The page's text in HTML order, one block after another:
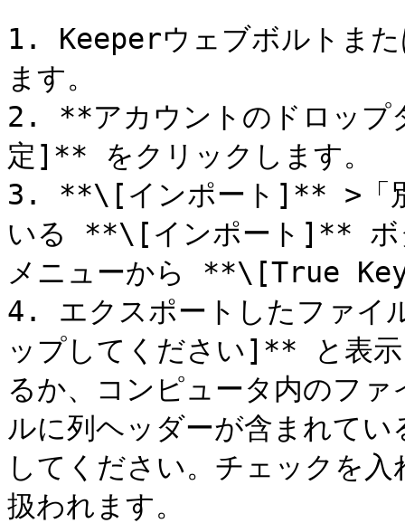
1. Keeperウェブボルトまた
ます。
2. **アカウントのドロッ
定]** をクリックします。
3. **\[インポート]** >「別
いる **\[インポート]** ボ
メニューから **\[True
4. エクスポートしたファ
ップしてください]** と表示
るか、コンピュータ内のフ
ルに列ヘッダーが含まれて
してください。チェックを
扱われます。